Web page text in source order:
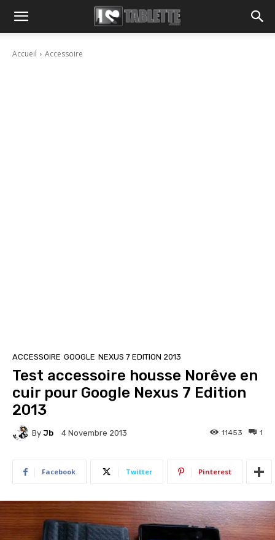
Accueil Accessoire
ACCESSOIRE GOOGLE NEXUS 7 EDITION 2013
Test accessoire housse Norêve en
cuir pour Google Nexus 7 Edition
2013
By Jb 4 Novembre 2013 1
11453
Facebook Twitter Pinterest